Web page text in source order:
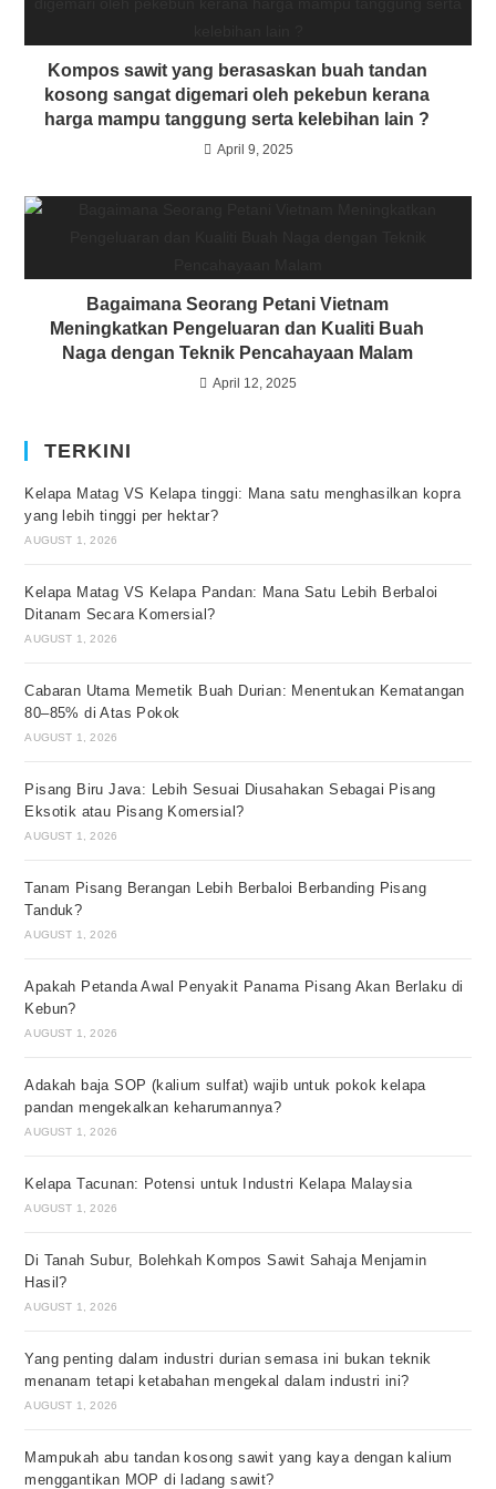
Kompos sawit yang berasaskan buah tandan
kosong sangat digemari oleh pekebun kerana
harga mampu tanggung serta kelebihan lain ?
April 9, 2025
Bagaimana Seorang Petani Vietnam
Meningkatkan Pengeluaran dan Kualiti Buah
Naga dengan Teknik Pencahayaan Malam
April 12, 2025
TERKINI
Kelapa Matag VS Kelapa tinggi: Mana satu menghasilkan kopra
yang lebih tinggi per hektar?
AUGUST 1, 2026
Kelapa Matag VS Kelapa Pandan: Mana Satu Lebih Berbaloi
Ditanam Secara Komersial?
AUGUST 1, 2026
Cabaran Utama Memetik Buah Durian: Menentukan Kematangan
80–85% di Atas Pokok
AUGUST 1, 2026
Pisang Biru Java: Lebih Sesuai Diusahakan Sebagai Pisang
Eksotik atau Pisang Komersial?
AUGUST 1, 2026
Tanam Pisang Berangan Lebih Berbaloi Berbanding Pisang
Tanduk?
AUGUST 1, 2026
Apakah Petanda Awal Penyakit Panama Pisang Akan Berlaku di
Kebun?
AUGUST 1, 2026
Adakah baja SOP (kalium sulfat) wajib untuk pokok kelapa
pandan mengekalkan keharumannya?
AUGUST 1, 2026
Kelapa Tacunan: Potensi untuk Industri Kelapa Malaysia
AUGUST 1, 2026
Di Tanah Subur, Bolehkah Kompos Sawit Sahaja Menjamin
Hasil?
AUGUST 1, 2026
Yang penting dalam industri durian semasa ini bukan teknik
menanam tetapi ketabahan mengekal dalam industri ini?
AUGUST 1, 2026
Mampukah abu tandan kosong sawit yang kaya dengan kalium
menggantikan MOP di ladang sawit?